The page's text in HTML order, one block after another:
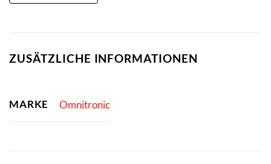
ZUSÄTZLICHE INFORMATIONEN
MARKE Omnitronic